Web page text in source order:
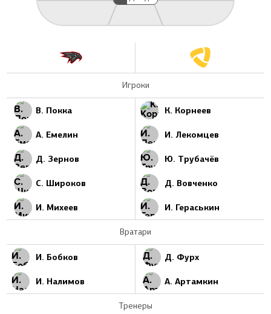
Игроки
В. Покка К. Корнеев
А. Емелин И. Лекомцев
Д. Зернов Ю. Трубачёв
С. Широков Д. Вовченко
И. Михеев И. Гераськин
Вратари
И. Бобков Д. Фурх
И. Налимов А. Артамкин
Тренеры